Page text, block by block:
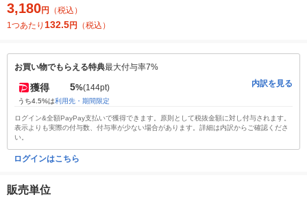
3,180円
（税込）
1つあたり 132.5円 （税込）
お買い物でもらえる特典最大付与率7%
獲得 5%(144pt)
うち4.5%は利用先・期間限定
内訳を見る
ログイン&全額PayPay支払いで獲得できます。原則として税抜金額に対し付与されます。
表示よりも実際の付与数、付与率が少ない場合があります。詳細は内訳からご確認くださ
い。
ログインはこちら
販売単位